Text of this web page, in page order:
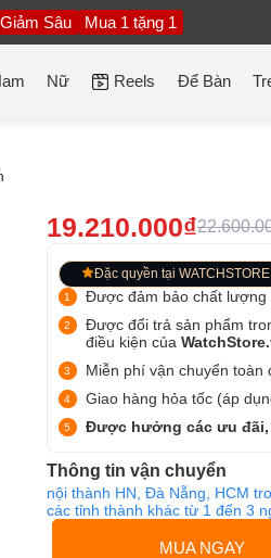
Giảm Sâu Mua 1 tặng 1
Nữ Reels Để Bàn
19.210.000₫
Đặc quyền tại WATCHSTORE
Được đảm bảo chất lượng
Được đổi trả sản phẩm
điều kiện của
Miễn phí vận chuyển toàn
Giao hàng hỏa tốc (áp
Được hưởng các ưu đãi,
Thông tin vận chuyển
nội thành HN, Đà Nẵng, HCM
các tỉnh thành khác từ 1 đến 3
MUA NGAY